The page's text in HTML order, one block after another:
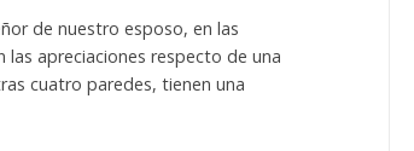
de nuestro esposo, en las
apreciaciones respecto de una
cuatro paredes, tienen una